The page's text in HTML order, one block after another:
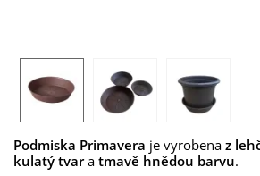
Podmiska Primavera je vyrobena z
kulatý tvara tmavě hnědou barvu.